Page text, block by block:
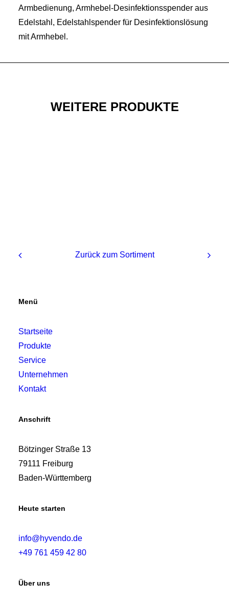
Armbedienung, Armhebel-Desinfektionsspender aus
Edelstahl, Edelstahlspender für Desinfektionslösung
mit Armhebel.
WEITERE PRODUKTE
Zurück zum Sortiment
Über uns
Menü
Startseite
Produkte
Service
Unternehmen
Kontakt
Anschrift
Bötzinger Straße 13
79111 Freiburg
Baden-Württemberg
Heute starten
info@hyvendo.de
+49 761 459 42 80